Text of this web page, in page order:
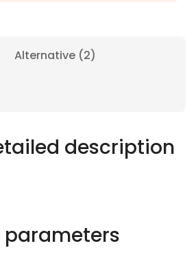
Alternative (2)
description